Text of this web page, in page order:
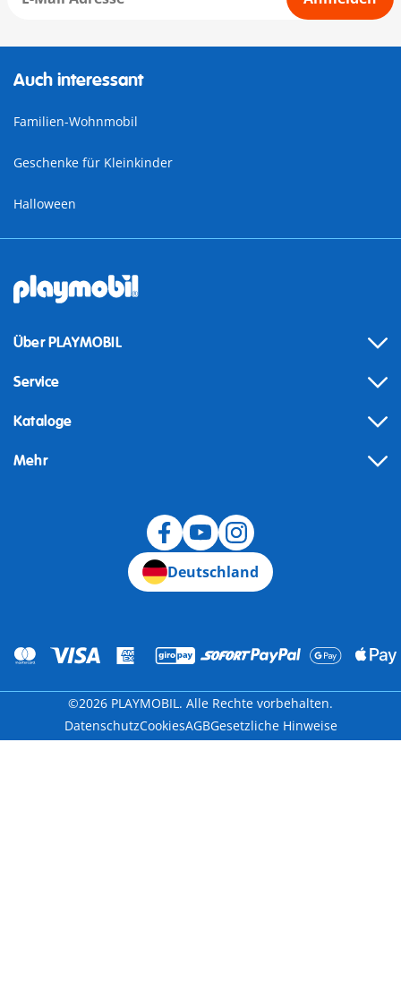
Auch interessant
Familien-Wohnmobil
Geschenke für Kleinkinder
Halloween
Über PLAYMOBIL
Service
Kataloge
Mehr
Deutschland
©2026 PLAYMOBIL. Alle Rechte vorbehalten.
DatenschutzCookiesAGBGesetzliche Hinweise